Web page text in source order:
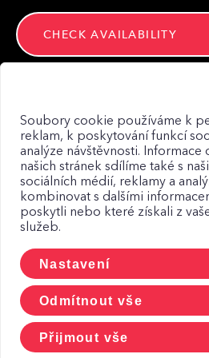
CHECK AVAILABILITY
© 2026, CETIN a.s.
Web map
Privacy Policy
Principles of using Cookies
CCTV and personal data
Soubory cookie používáme k
reklam, k poskytování funkcí
analýze návštěvnosti. Informace
našich stránek sdílíme také s
sociálních médií, reklamy a
kombinovat s dalšími
poskytli nebo které získali z
služeb.
Nastavení
Odmítnout vše
Přijmout vše